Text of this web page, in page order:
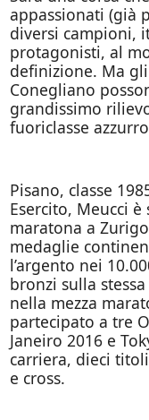
appassionati (già
diversi campioni,
protagonisti, al
definizione. Ma
Conegliano
grandissimo
fuoriclasse
Pisano, classe
Esercito, Meucci
maratona a
medaglie
l’argento nei
bronzi sulla
nella mezza
partecipato a tre
Janeiro 2016 e
carriera, dieci
e cross.